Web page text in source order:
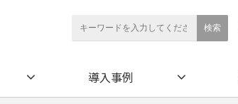
導入事例